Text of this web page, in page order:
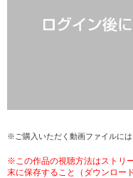
※ご購入いただく動画ファイルには
※この作品の視聴方法はストリ
末に保存すること（ダウンロー